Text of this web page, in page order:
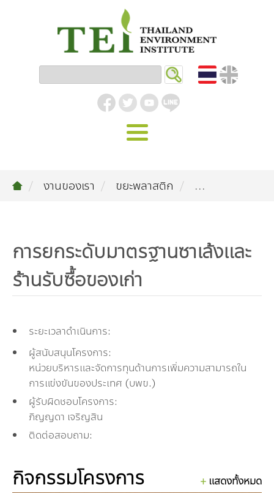
รู้จัก ม.ส.ท.
โครงสร้างองค์กร
คณะกรรมการมูลนิธิ
คณะผู้บริหาร
เจ้าหน้าที่
วิถีเรา
สำนักงานสีเขียว
สิ่งแวดล้อมอุตสาหกรรม
อุตสาหกรรมยั่งยืน
มลพิษอุตสาหกรรม
สิ่งแวดล้อมเมืองและชุมชน
ชุมชนและเมืองน่าอยู่
ขยะชุมชน-ขยะอาหาร
ขยะพลาสติก
ฝุ่น PM2.5
การผลิตและการบริโภคยั่งยืน
ฉลากสิ่งแวดล้อม
บริการที่เป็นมิตรกับสิ่งแวดล้อม
ที่ปรึกษาคาร์บอนฟุตพริ้นท์
จัดซื้อจัดจ้างที่เป็นมิตรกับสิ่งแวดล้อม
ทรัพยากรธรรมชาติ
ทรัพยากรทางบก
ทรัพยากรทางทะเลและชายฝั่ง
ความหลากหลายทางชีวภาพ
การเปลี่ยนแปลงสภาพภูมิอากาศ
การลดก๊าซเรือนกระจก
การพัฒนาบุคลากรด้านสิ่งแวดล้อม
นโยบาย แผน เครือข่ายสิ่งแวดล้อม
นโยบายและแผนสิ่งแวดล้อม
TBCSD
คลังความรู้
บทความ
อินโฟกราฟิก | โปสเตอร์
เอกสารเผยแพร่
สิ่งพิมพ์จำหน่าย
กิจกรรมข่าวสาร
กิจกรรมของเรา
ข่าวสิ่งแวดล้อม
ร่วมงานกับเรา
งานของเรา ขยะพลาสติก ...
การยกระดับมาตรฐานซาเล้งและ
ร้านรับซื้อของเก่า
ระยะเวลาดำเนินการ:
ผู้สนับสนุนโครงการ:
หน่วยบริหารและจัดการทุนด้านการเพิ่มความสามารถใน
การแข่งขันของประเทศ (บพข.)
ผู้รับผิดชอบโครงการ:
ภิญญดา เจริญสิน
ติดต่อสอบถาม:
กิจกรรมโครงการ แสดงทั้งหมด